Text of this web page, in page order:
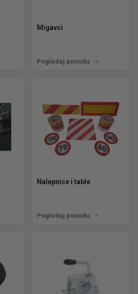
Migavci
Pogledaj ponudu
Nalepnice i table
Pogledaj ponudu